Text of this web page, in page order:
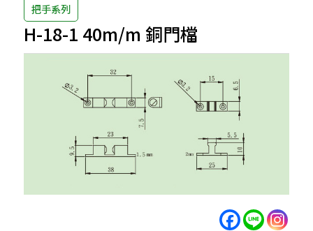
把手系列
H-18-1 40m/m 銅門檔